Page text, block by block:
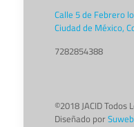
Calle 5 de Febrero
Ciudad de México,
7282854388
©2018 JACID Todos
Diseñado porSuweb